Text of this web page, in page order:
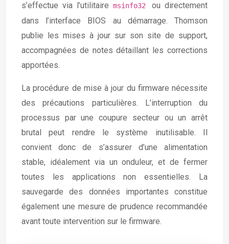
s’effectue via l’utilitaire msinfo32 ou directement
dans l’interface BIOS au démarrage. Thomson
publie les mises à jour sur son site de support,
accompagnées de notes détaillant les corrections
apportées.
La procédure de mise à jour du firmware nécessite
des précautions particulières. L’interruption du
processus par une coupure secteur ou un arrêt
brutal peut rendre le système inutilisable. Il
convient donc de s’assurer d’une alimentation
stable, idéalement via un onduleur, et de fermer
toutes les applications non essentielles. La
sauvegarde des données importantes constitue
également une mesure de prudence recommandée
avant toute intervention sur le firmware.